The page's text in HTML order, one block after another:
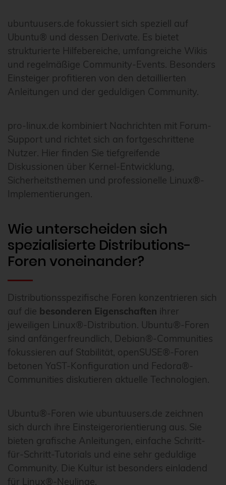
ubuntuusers.de fokussiert sich speziell auf
Ubuntu® und dessen Derivate. Es bietet
strukturierte Hilfebereiche, umfangreiche Wikis
und regelmäßige Community-Events. Besonders
Einsteiger profitieren von den detaillierten
Anleitungen und der geduldigen Community.
pro-linux.de kombiniert Nachrichten mit Forum-
Support und richtet sich an fortgeschrittene
Nutzer. Hier finden Sie tiefgreifende
Diskussionen über Kernel-Entwicklung,
Sicherheitsthemen und professionelle Linux®-
Implementierungen.
Wie unterscheiden sich
spezialisierte Distributions-
Foren voneinander?
Distributionsspezifische Foren konzentrieren sich
auf die besonderen Eigenschaften ihrer
jeweiligen Linux®-Distribution. Ubuntu®-Foren
sind anfängerfreundlich, Debian®-Communities
fokussieren auf Stabilität, openSUSE®-Foren
betonen YaST-Konfiguration und Fedora®-
Communities diskutieren aktuelle Technologien.
Ubuntu®-Foren wie ubuntuusers.de zeichnen
sich durch ihre Einsteigerorientierung aus. Sie
bieten grafische Anleitungen, einfache Schritt-
für-Schritt-Tutorials und eine sehr geduldige
Community. Die Kultur ist besonders einladend
für Linux®-Neulinge.